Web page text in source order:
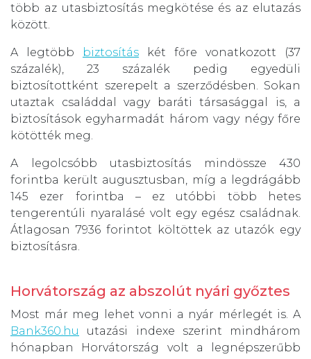
több az utasbiztosítás megkötése és az elutazás
között.
A legtöbb biztosítás két főre vonatkozott (37
százalék), 23 százalék pedig egyedüli
biztosítottként szerepelt a szerződésben. Sokan
utaztak családdal vagy baráti társasággal is, a
biztosítások egyharmadát három vagy négy főre
kötötték meg.
A legolcsóbb utasbiztosítás mindössze 430
forintba került augusztusban, míg a legdrágább
145 ezer forintba – ez utóbbi több hetes
tengerentúli nyaralásé volt egy egész családnak.
Átlagosan 7936 forintot költöttek az utazók egy
biztosításra.
Horvátország az abszolút nyári győztes
Most már meg lehet vonni a nyár mérlegét is. A
Bank360.hu
utazási indexe szerint mindhárom
hónapban Horvátország volt a legnépszerűbb